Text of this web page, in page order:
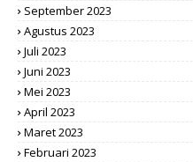
September 2023
Agustus 2023
Juli 2023
Juni 2023
Mei 2023
April 2023
Maret 2023
Februari 2023